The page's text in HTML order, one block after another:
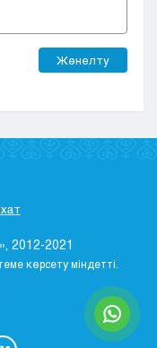
Жөнелту
2012-2021
көрсету міндетті.